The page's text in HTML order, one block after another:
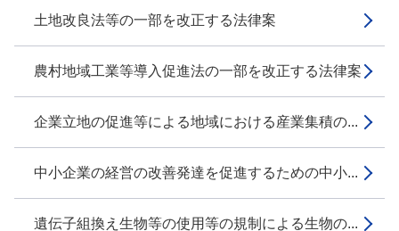
土地改良法等の一部を改正する法律案
農村地域工業等導入促進法の一部を改正する法律案
企業立地の促進等による地域における産業集積の...
中小企業の経営の改善発達を促進するための中小...
遺伝子組換え生物等の使用等の規制による生物の...